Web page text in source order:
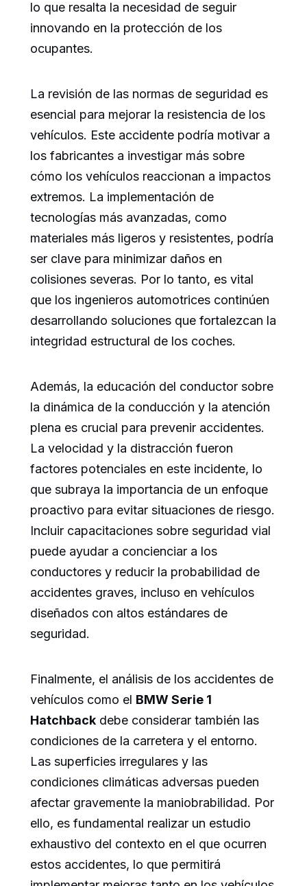
lo que resalta la necesidad de seguir
innovando en la protección de los
ocupantes.
La revisión de las normas de seguridad es
esencial para mejorar la resistencia de los
vehículos. Este accidente podría motivar a
los fabricantes a investigar más sobre
cómo los vehículos reaccionan a impactos
extremos. La implementación de
tecnologías más avanzadas, como
materiales más ligeros y resistentes, podría
ser clave para minimizar daños en
colisiones severas. Por lo tanto, es vital
que los ingenieros automotrices continúen
desarrollando soluciones que fortalezcan la
integridad estructural de los coches.
Además, la educación del conductor sobre
la dinámica de la conducción y la atención
plena es crucial para prevenir accidentes.
La velocidad y la distracción fueron
factores potenciales en este incidente, lo
que subraya la importancia de un enfoque
proactivo para evitar situaciones de riesgo.
Incluir capacitaciones sobre seguridad vial
puede ayudar a concienciar a los
conductores y reducir la probabilidad de
accidentes graves, incluso en vehículos
diseñados con altos estándares de
seguridad.
Finalmente, el análisis de los accidentes de
vehículos como el BMW Serie 1
Hatchback debe considerar también las
condiciones de la carretera y el entorno.
Las superficies irregulares y las
condiciones climáticas adversas pueden
afectar gravemente la maniobrabilidad. Por
ello, es fundamental realizar un estudio
exhaustivo del contexto en el que ocurren
estos accidentes, lo que permitirá